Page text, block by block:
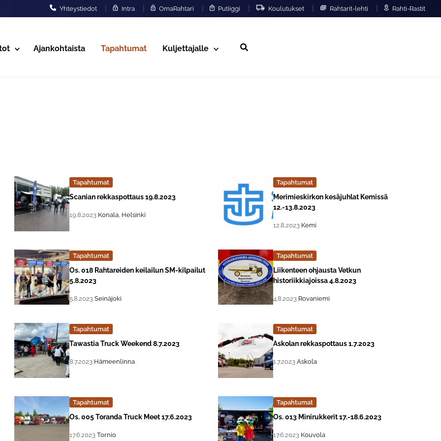
Ajankohtaista Tapahtumat Kuljettajalle Hae
Yhteystiedot | Intra | OmaRahtari | Putiiggi | Koulutukset | Rahtarit-lehti | Rahti-Rastit
Tapahtumat
Lue lisää about event "
Scanian rekkaspottaus 19.8.2023
, Tapahtuman päiväys:
19.8.2023 Sijainti:
Konala, Helsinki
Tapahtumat
Lue lisää about event "
Merimieskirkon kesäjuhlat Kemissä
12.-13.8.2023
, Tapahtuman päiväys:
12.8.2023 Sijainti:
Kemi
Tapahtumat
Lue lisää about event "
Os. 018 Rahtareiden keilailun SM-kilpailut
5.8.2023
, Tapahtuman päiväys:
5.8.2023Sijainti:
Seinäjoki
Tapahtumat
Lue lisää about event "
Liikenteen ohjausta Vetkun
historiikkiajoissa 4.8.2023
, Tapahtuman päiväys:
4.8.2023 Sijainti:
Rovaniemi
Tapahtumat
Lue lisää about event "
Tawastia Truck Weekend 8.7.2023
, Tapahtuman päiväys:
8.7.2023 Sijainti:
Hämeenlinna
Tapahtumat
Lue lisää about event "
Askolan rekkaspottaus 1.7.2023
, Tapahtuman päiväys:
1.7.2023 Sijainti:
Askola
Tapahtumat
Lue lisää about event "
Os. 005 Toranda Truck Meet 17.6.2023
, Tapahtuman päiväys:
17.6.2023Sijainti:
Tornio
Tapahtumat
Lue lisää about event "
Os. 013 Minirukkerit 17.-18.6.2023
, Tapahtuman päiväys:
17.6.2023 Sijainti:
Kouvola